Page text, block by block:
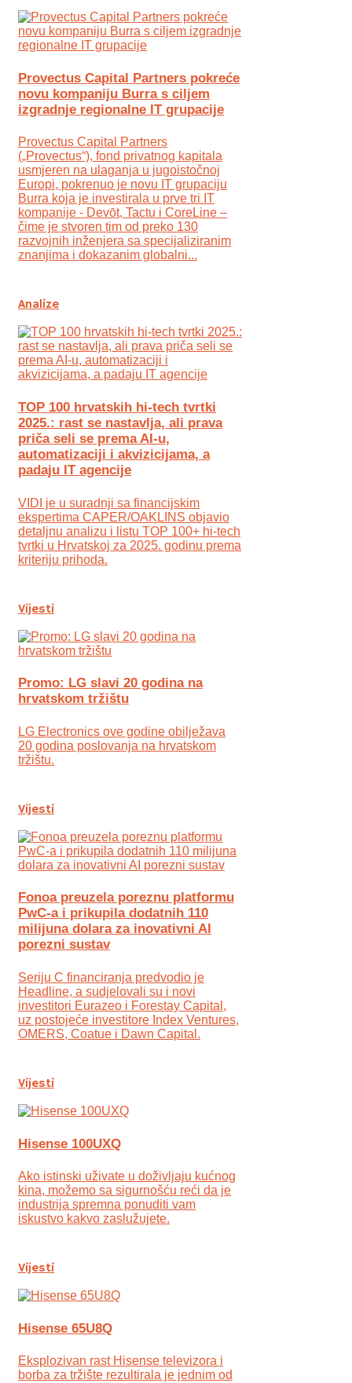
Provectus Capital Partners pokreće
novu kompaniju Burra s ciljem
izgradnje regionalne IT grupacije
Provectus Capital Partners
(„Provectus“), fond privatnog kapitala
usmjeren na ulaganja u jugoistočnoj
Europi, pokrenuo je novu IT grupaciju
Burra koja je investirala u prve tri IT
kompanije - Devōt, Tactu i CoreLine –
čime je stvoren tim od preko 130
razvojnih inženjera sa specijaliziranim
znanjima i dokazanim globalni...
Analize
TOP 100 hrvatskih hi-tech tvrtki
2025.: rast se nastavlja, ali prava
priča seli se prema AI-u,
automatizaciji i akvizicijama, a
padaju IT agencije
VIDI je u suradnji sa financijskim
ekspertima CAPER/OAKLINS objavio
detaljnu analizu i listu TOP 100+ hi-tech
tvrtki u Hrvatskoj za 2025. godinu prema
kriteriju prihoda.
Vijesti
Promo: LG slavi 20 godina na
hrvatskom tržištu
LG Electronics ove godine obilježava
20 godina poslovanja na hrvatskom
tržištu.
Vijesti
Fonoa preuzela poreznu platformu
PwC-a i prikupila dodatnih 110
milijuna dolara za inovativni AI
porezni sustav
Seriju C financiranja predvodio je
Headline, a sudjelovali su i novi
investitori Eurazeo i Forestay Capital,
uz postojeće investitore Index Ventures,
OMERS, Coatue i Dawn Capital.
Vijesti
Hisense 100UXQ
Ako istinski uživate u doživljaju kućnog
kina, možemo sa sigurnošću reći da je
industrija spremna ponuditi vam
iskustvo kakvo zaslužujete.
Vijesti
Hisense 65U8Q
Eksplozivan rast Hisense televizora i
borba za tržište rezultirala je jednim od